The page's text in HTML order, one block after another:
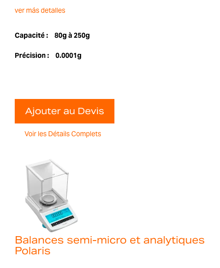
ver más detalles
Capacité : 80g à 250g
Précision : 0.0001g
Ajouter au Devis
Voir les Détails Complets
Balances semi-micro et analytiques
Polaris